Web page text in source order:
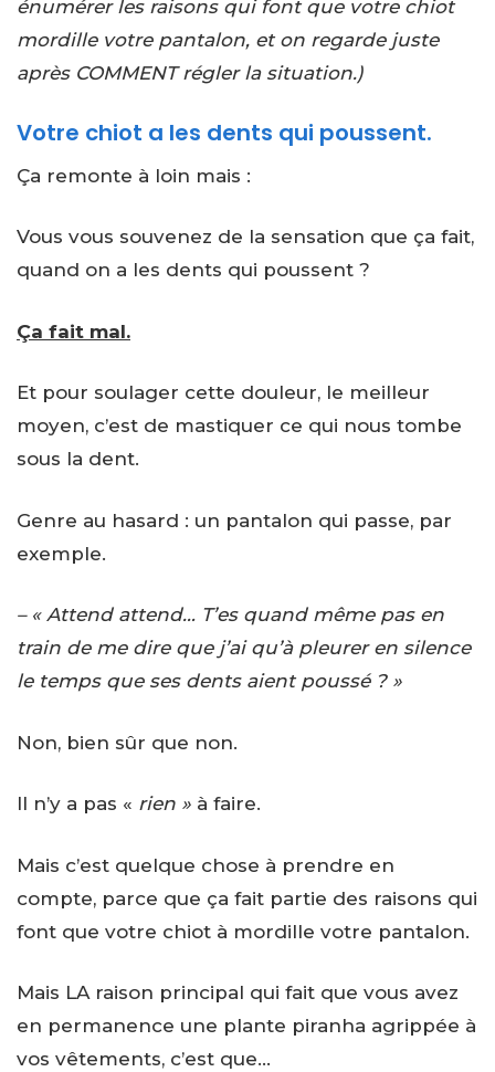
énumérer les raisons qui font que votre chiot
mordille votre pantalon, et on regarde juste
après COMMENT régler la situation.)
Votre chiot a les dents qui poussent.
Ça remonte à loin mais :
Vous vous souvenez de la sensation que ça fait,
quand on a les dents qui poussent ?
Ça fait mal.
Et pour soulager cette douleur, le meilleur
moyen, c’est de mastiquer ce qui nous tombe
sous la dent.
Genre au hasard : un pantalon qui passe, par
exemple.
– « Attend attend… T’es quand même pas en
train de me dire que j’ai qu’à pleurer en silence
le temps que ses dents aient poussé ? »
Non, bien sûr que non.
Il n’y a pas « rien » à faire.
Mais c’est quelque chose à prendre en
compte, parce que ça fait partie des raisons qui
font que votre chiot à mordille votre pantalon.
Mais LA raison principal qui fait que vous avez
en permanence une plante piranha agrippée à
vos vêtements, c’est que…